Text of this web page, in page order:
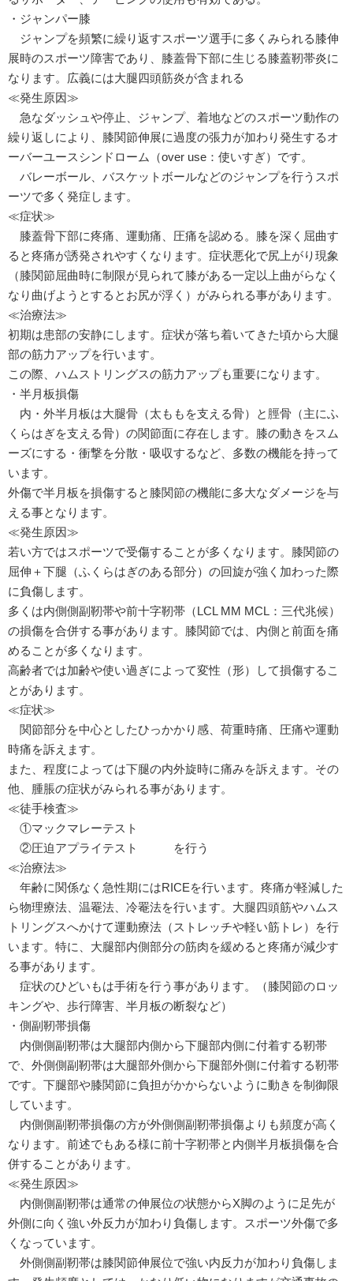
・ジャンパー膝
ジャンプを頻繁に繰り返すスポーツ選手に多くみられる膝伸
展時のスポーツ障害であり、膝蓋骨下部に生じる膝蓋靭帯炎に
なります。広義には大腿四頭筋炎が含まれる
≪発生原因≫
急なダッシュや停止、ジャンプ、着地などのスポーツ動作の
繰り返しにより、膝関節伸展に過度の張力が加わり発生するオ
ーバーユースシンドローム（over use：使いすぎ）です。
バレーボール、バスケットボールなどのジャンプを行うスポ
ーツで多く発症します。
≪症状≫
膝蓋骨下部に疼痛、運動痛、圧痛を認める。膝を深く屈曲す
ると疼痛が誘発されやすくなります。症状悪化で尻上がり現象
（膝関節屈曲時に制限が見られて膝がある一定以上曲がらなく
なり曲げようとするとお尻が浮く）がみられる事があります。
≪治療法≫
初期は患部の安静にします。症状が落ち着いてきた頃から大腿
部の筋力アップを行います。
この際、ハムストリングスの筋力アップも重要になります。
・半月板損傷
内・外半月板は大腿骨（太ももを支える骨）と脛骨（主にふ
くらはぎを支える骨）の関節面に存在します。膝の動きをスム
ーズにする・衝撃を分散・吸収するなど、多数の機能を持って
います。
外傷で半月板を損傷すると膝関節の機能に多大なダメージを与
える事となります。
≪発生原因≫
若い方ではスポーツで受傷することが多くなります。膝関節の
屈伸＋下腿（ふくらはぎのある部分）の回旋が強く加わった際
に負傷します。
多くは内側側副靭帯や前十字靭帯（LCL MM MCL：三代兆候）
の損傷を合併する事があります。膝関節では、内側と前面を痛
めることが多くなります。
高齢者では加齢や使い過ぎによって変性（形）して損傷するこ
とがあります。
≪症状≫
関節部分を中心としたひっかかり感、荷重時痛、圧痛や運動
時痛を訴えます。
また、程度によっては下腿の内外旋時に痛みを訴えます。その
他、腫脹の症状がみられる事があります。
≪徒手検査≫
①マックマレーテスト
②圧迫アプライテスト を行う
≪治療法≫
年齢に関係なく急性期にはRICEを行います。疼痛が軽減した
ら物理療法、温罨法、冷罨法を行います。大腿四頭筋やハムス
トリングスへかけて運動療法（ストレッチや軽い筋トレ）を行
います。特に、大腿部内側部分の筋肉を緩めると疼痛が減少す
る事があります。
症状のひどいもは手術を行う事があります。（膝関節のロッ
キングや、歩行障害、半月板の断裂など）
・側副靭帯損傷
内側側副靭帯は大腿部内側から下腿部内側に付着する靭帯
で、外側側副靭帯は大腿部外側から下腿部外側に付着する靭帯
です。下腿部や膝関節に負担がかからないように動きを制御限
しています。
内側側副靭帯損傷の方が外側側副靭帯損傷よりも頻度が高く
なります。前述でもある様に前十字靭帯と内側半月板損傷を合
併することがあります。
≪発生原因≫
内側側副靭帯は通常の伸展位の状態からX脚のように足先が
外側に向く強い外反力が加わり負傷します。スポーツ外傷で多
くなっています。
外側側副靭帯は膝関節伸展位で強い内反力が加わり負傷しま